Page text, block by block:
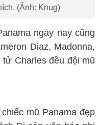
(Ảnh: Knug)
ngày nay cũng
Diaz, Madonna,
Charles đều đội mũ
mũ Panama đẹp